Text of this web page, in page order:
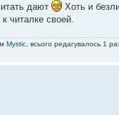
дают
Хоть и
читалке своей.
Mystic , всього редагувалось 1